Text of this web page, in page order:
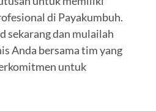
di Payakumbuh.
sekarang dan mulailah
Anda bersama tim yang
untuk